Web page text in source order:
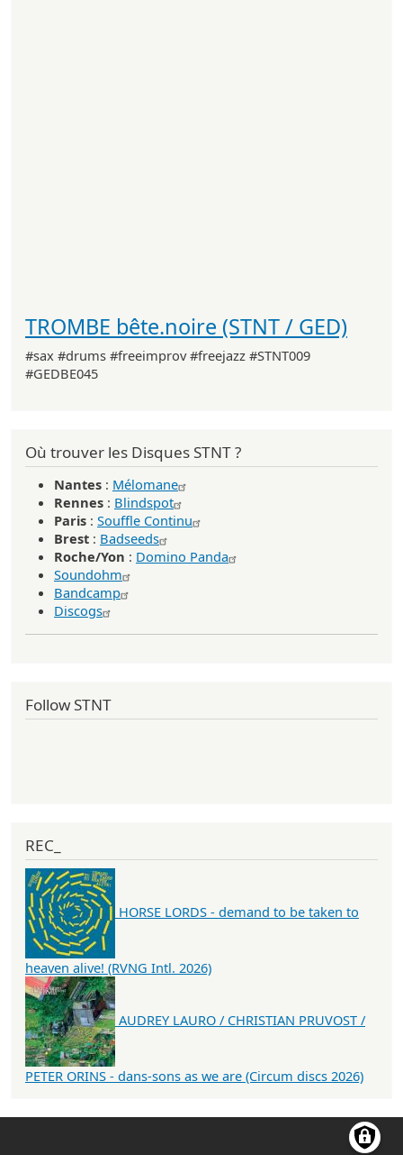
TROMBE bête.noire (STNT / GED)
#sax #drums #freeimprov #freejazz #STNT009
#GEDBE045
Où trouver les Disques STNT ?
Nantes : Mélomane
Rennes : Blindspot
Paris : Souffle Continu
Brest : Badseeds
Roche/Yon : Domino Panda
Soundohm
Bandcamp
Discogs
Follow STNT
REC_
HORSE LORDS - demand to be taken to
heaven alive! (RVNG Intl. 2026)
AUDREY LAURO / CHRISTIAN PRUVOST /
PETER ORINS - dans-sons as we are (Circum discs 2026)